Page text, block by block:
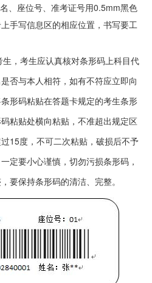
、座位号、准考证号用0.5mm黑色
手写信息区的相应位置，书写要工
，考生应认真核对条形码上科目代
否与本人相符，如有不符应立即向
形码粘贴在答题卡规定的考生条形
粘贴处横向粘贴，不准超出规定区
15度，不可二次粘贴，破损后不予
定要小心谨慎，切勿污损条形码，
要保持条形码的清洁、完整。